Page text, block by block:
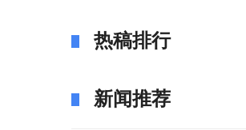
热稿排行
新闻推荐